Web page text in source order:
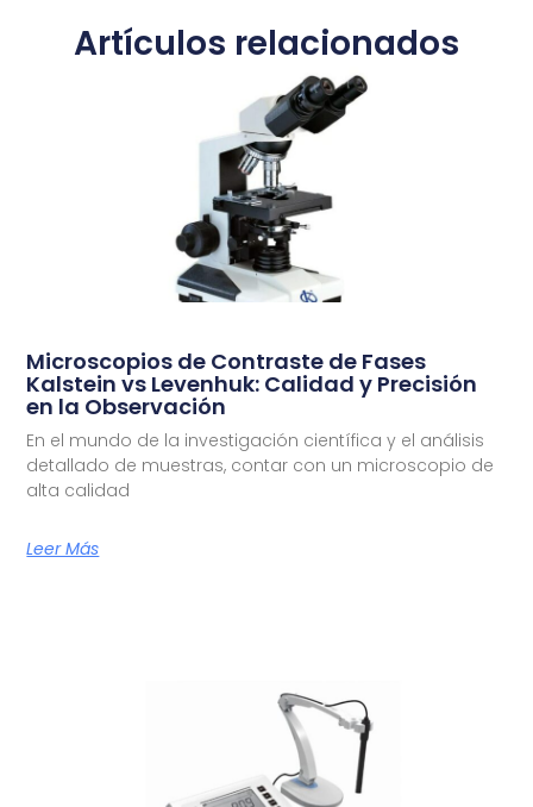
Artículos relacionados
Microscopios de Contraste de Fases
Kalstein vs Levenhuk: Calidad y Precisión
en la Observación
En el mundo de la investigación científica y el análisis
detallado de muestras, contar con un microscopio de
alta calidad
Leer Más